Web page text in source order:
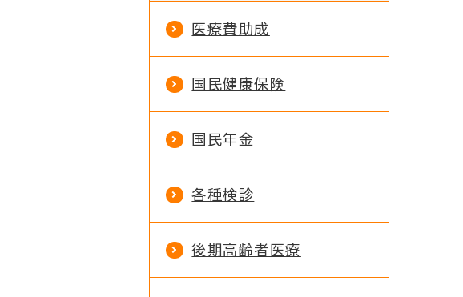
医療費助成
国民健康保険
国民年金
各種検診
後期高齢者医療